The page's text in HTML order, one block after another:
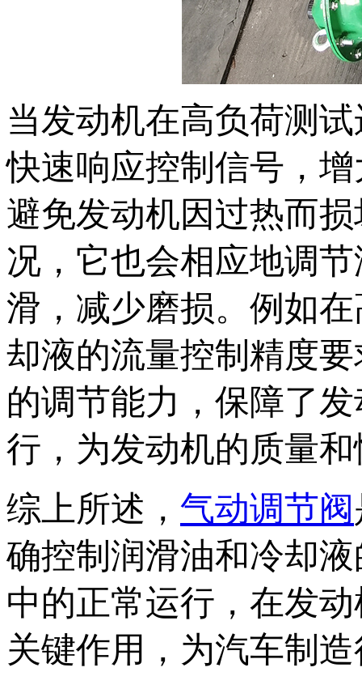
当发动机在高负荷测
快速响应控制信号，
避免发动机因过热而
况，它也会相应地调
滑，减少磨损。例如
却液的流量控制精度
的调节能力，保障了
行，为发动机的质量
综上所述， 气动调节阀
确控制润滑油和冷却
中的正常运行，在发
关键作用，为汽车制